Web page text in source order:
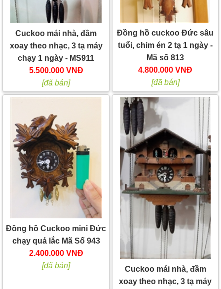
Cuckoo mái nhà, đầm
xoay theo nhạc, 3 tạ máy
chạy 1 ngày - MS911
5.500.000 VNĐ
[đã bán]
Đồng hồ cuckoo Đức sâu
tuổi, chim én 2 tạ 1 ngày -
Mã số 813
4.800.000 VNĐ
[đã bán]
Đồng hồ Cuckoo mini Đức
chạy quả lắc Mã Số 943
2.400.000 VNĐ
[đã bán]
Cuckoo mái nhà, đầm
xoay theo nhạc, 3 tạ máy